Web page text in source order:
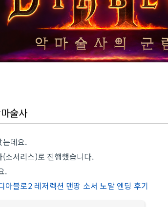
술사
는데요.
소서리스)로 진행했습니다.
.
블로2 레저렉션 맨땅 소서 노말 엔딩 후기